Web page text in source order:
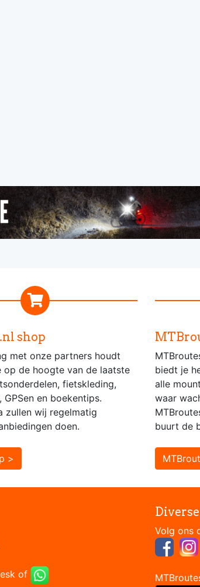
shop
met onze partners houdt
op de hoogte van de laatste
fietskleding,
en boekentips.
zullen wij regelmatig
doen.
>
biedt je
alle
waar
buurt de
of